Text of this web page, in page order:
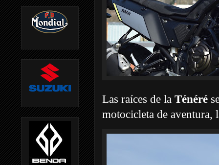
Las raíces de la Ténéré
motocicleta de aventura,